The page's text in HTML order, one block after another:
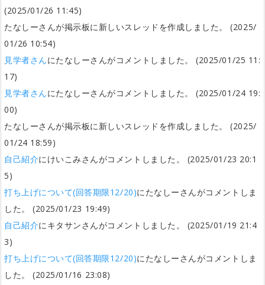
(2025/01/26 11:45)
たなしーさんが掲示板に新しいスレッドを作成しました。 (2025/
01/26 10:54)
見学者さんにたなしーさんがコメントしました。 (2025/01/25 11:
17)
見学者さんにたなしーさんがコメントしました。 (2025/01/24 19:
00)
たなしーさんが掲示板に新しいスレッドを作成しました。 (2025/
01/24 18:59)
自己紹介にけいこみさんがコメントしました。 (2025/01/23 20:1
5)
打ち上げについて(回答期限12/20)にたなしーさんがコメントしま
した。 (2025/01/23 19:49)
自己紹介にキタサンさんがコメントしました。 (2025/01/19 21:4
3)
打ち上げについて(回答期限12/20)にたなしーさんがコメントしま
した。 (2025/01/16 23:08)